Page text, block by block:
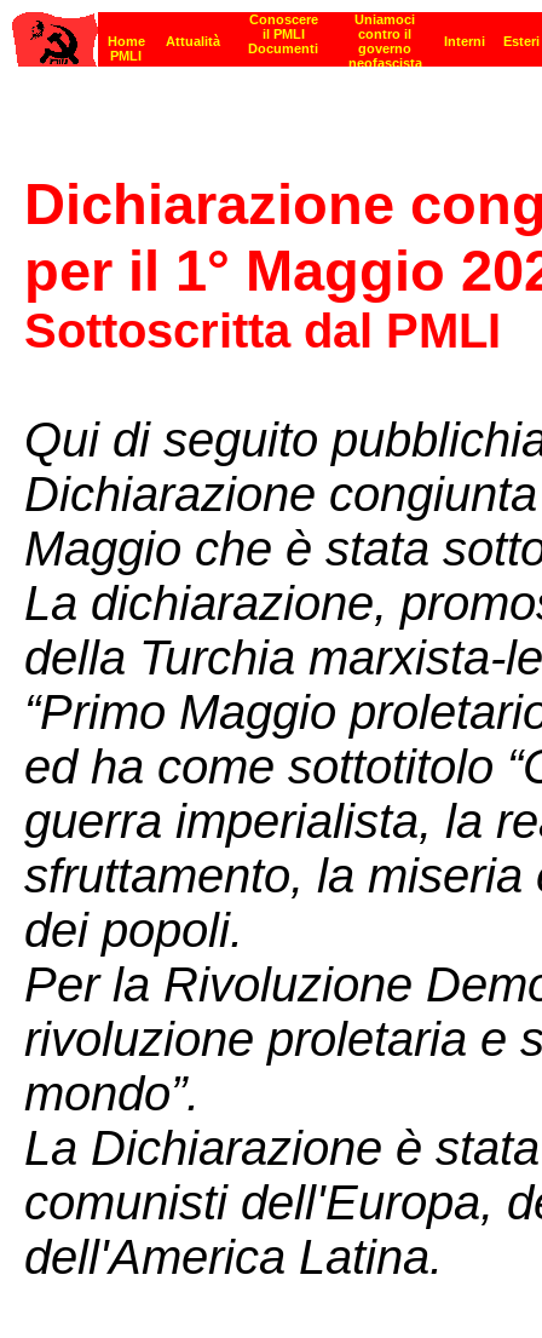
Dichiarazione
per il 1° Maggio
Sottoscritta dal PMLI
Qui di seguito
Dichiarazione
Maggio che è stata
La dichiarazione,
della Turchia marxista-
“Primo Maggio
ed ha come sottotitolo
guerra imperialista, la
sfruttamento, la
dei popoli.
Per la Rivoluzione
rivoluzione proletaria e
mondo”.
La Dichiarazione è
comunisti dell'Europa,
dell'America Latina.